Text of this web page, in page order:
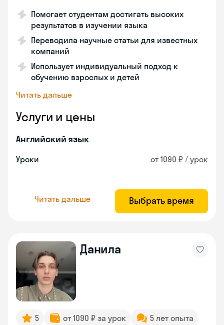
Помогает студентам достигать высоких
результатов в изучении языка
Переводила научные статьи для известных
компаний
Использует индивидуальный подход к
обучению взрослых и детей
Читать дальше
Услуги и цены
Английский язык
Уроки от 1090 ₽ / урок
Читать дальше Выбрать время
Данила
5 от 1090 ₽ за урок 5 лет опыта